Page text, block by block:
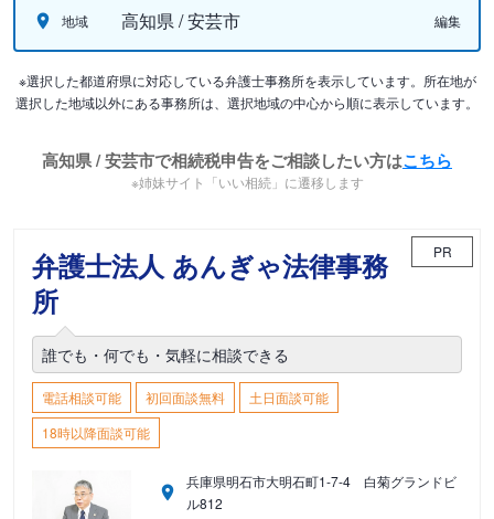
地域 高知県 / 安芸市 編集
※選択した都道府県に対応している弁護士事務所を表示しています。所在地が
選択した地域以外にある事務所は、選択地域の中心から順に表示しています。
高知県 / 安芸市で相続税申告をご相談したい方はこちら
※姉妹サイト「いい相続」に遷移します
弁護士法人 あんぎゃ法律事務
所
PR
誰でも・何でも・気軽に相談できる
電話相談可能 初回面談無料
土日面談可能
18時以降面談可能
兵庫県明石市大明石町1-7-4 白菊グランドビ
ル812